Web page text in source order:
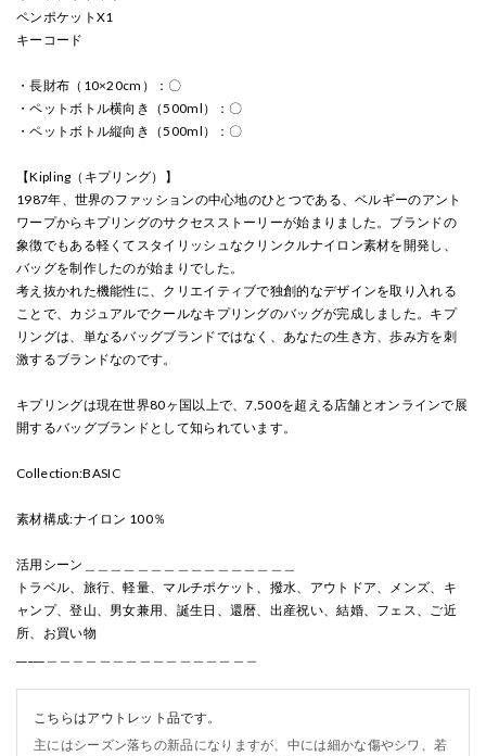
ペンポケットX1
キーコード
・長財布（10×20cm）：〇
・ペットボトル横向き（500ml）：〇
・ペットボトル縦向き（500ml）：〇
【Kipling（キプリング）】
1987年、世界のファッションの中心地のひとつである、ベルギーのアント
ワープからキプリングのサクセスストーリーが始まりました。ブランドの
象徴でもある軽くてスタイリッシュなクリンクルナイロン素材を開発し、
バッグを制作したのが始まりでした。
考え抜かれた機能性に、クリエイティブで独創的なデザインを取り入れる
ことで、カジュアルでクールなキプリングのバッグが完成しました。キプ
リングは、単なるバッグブランドではなく、あなたの生き方、歩み方を刺
激するブランドなのです。
キプリングは現在世界80ヶ国以上で、7,500を超える店舗とオンラインで展
開するバッグブランドとして知られています。
Collection:BASIC
素材構成:ナイロン 100％
活用シーン＿＿＿＿＿＿＿＿＿＿＿＿＿＿＿＿
トラベル、旅行、軽量、マルチポケット、撥水、アウトドア、メンズ、キ
ャンプ、登山、男女兼用、誕生日、還暦、出産祝い、結婚、フェス、ご近
所、お買い物
こちらはアウトレット品です。
主にはシーズン落ちの新品になりますが、中には細かな傷やシワ、若